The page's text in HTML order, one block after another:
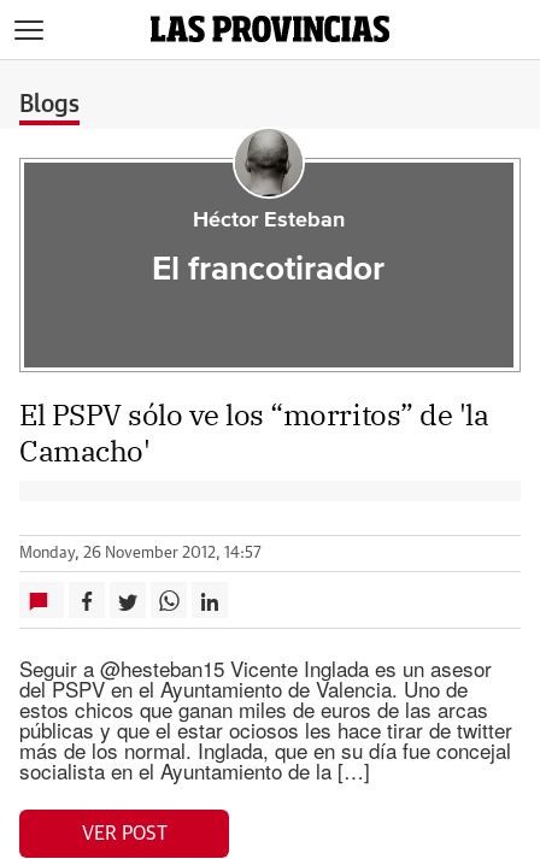
Blogs
Héctor Esteban
El francotirador
El PSPV sólo ve los “morritos” de 'la
Camacho'
Monday, 26 November 2012, 14:57
Seguir a @hesteban15 Vicente Inglada es un asesor
del PSPV en el Ayuntamiento de Valencia. Uno de
estos chicos que ganan miles de euros de las arcas
públicas y que el estar ociosos les hace tirar de twitter
más de los normal. Inglada, que en su día fue concejal
socialista en el Ayuntamiento de la […]
VER POST